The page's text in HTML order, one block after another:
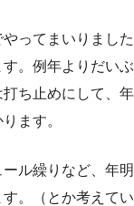
ってまいりました
。例年よりだいぶ
ち止めにして、年
ます。
ル繰りなど、年明
。（とか考えてい